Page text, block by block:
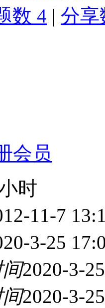
数 4 | 分享
会员
时
11-7
3-25
间2020-3-
间2020-3-